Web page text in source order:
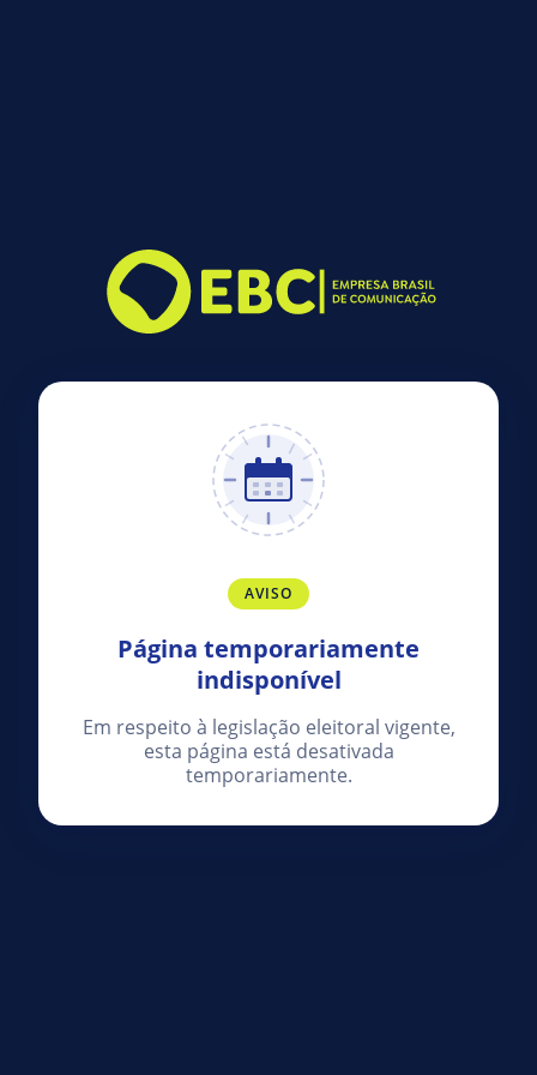
AVISO
Página temporariamente
indisponível
Em respeito à legislação eleitoral vigente,
esta página está desativada
temporariamente.